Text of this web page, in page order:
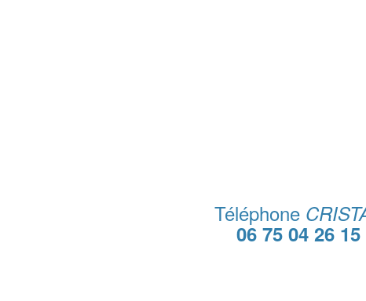
Téléphone
06 75 04 26 15